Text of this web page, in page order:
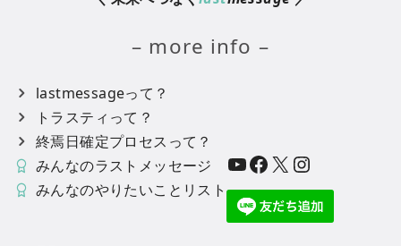
– more info –
lastmessageって？
トラスティって？
終焉日確定プロセスって？
みんなのラストメッセージ
みんなのやりたいことリスト
YouTube Facebook X Instagram